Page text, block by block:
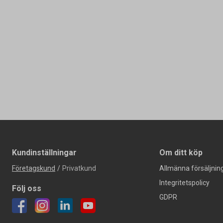
Kundinställningar
Företagskund / Privatkund
Följ oss
Om ditt köp
Allmänna
Integritetspolicy
GDPR